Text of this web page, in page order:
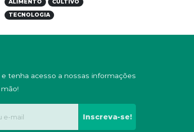
ALIMENTO
CULTIVO
TECNOLOGIA
e tenha acesso a nossas informações
Inscreva-se!